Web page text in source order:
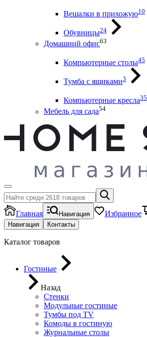
Вешалки в прихожую10
Обувницы24
Домашний офис63
Компьютерные столы45
Тумба с ящиками3
Компьютерные кресла35
Мебель для сада54
Главная Навигация Избранное
Навигация Контакты
Каталог товаров
Гостиные
Назад
Стенки
Модульные гостиные
Тумбы под ТV
Комоды в гостиную
Журнальные столы